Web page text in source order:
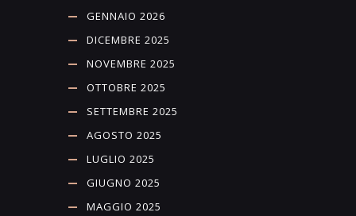
GENNAIO 2026
DICEMBRE 2025
NOVEMBRE 2025
OTTOBRE 2025
SETTEMBRE 2025
AGOSTO 2025
LUGLIO 2025
GIUGNO 2025
MAGGIO 2025